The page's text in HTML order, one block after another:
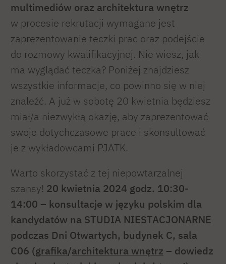
multimediów oraz architektura wnętrz
w procesie rekrutacji wymagane jest
zaprezentowanie teczki prac oraz podejście
do rozmowy kwalifikacyjnej. Nie wiesz, jak
ma wyglądać teczka? Poniżej znajdziesz
wszystkie informacje, co powinno się w niej
znaleźć. A już w sobotę 20 kwietnia będziesz
miał/a niezwykłą okazję, aby zaprezentować
swoje dotychczasowe prace i skonsultować
je z wykładowcami PJATK.
Warto skorzystać z tej niepowtarzalnej
szansy! 20 kwietnia 2024 godz. 10:30-
14:00 – konsultacje w języku polskim dla
kandydatów na STUDIA NIESTACJONARNE
podczas Dni Otwartych, budynek C, sala
C06 (grafika/architektura wnętrz – dowiedz